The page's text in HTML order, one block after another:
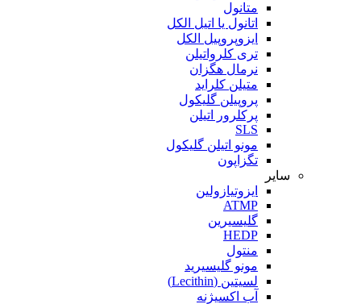
متانول
اتانول یا اتیل الکل
ایزوپروپیل الکل
تری کلرواتیلن
نرمال هگزان
متیلن کلراید
پروپیلن گلیکول
پرکلرور اتیلن
SLS
مونو اتیلن گلیکول
تگزاپون
سایر
ایزوتیازولین
ATMP
گلیسیرین
HEDP
منتول
مونو گلیسیرید
لسیتین (Lecithin)
آب اکسیژنه